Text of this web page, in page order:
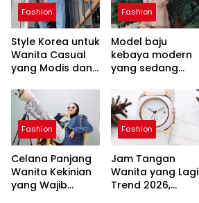
Fashion
Style Korea untuk
Wanita Casual
yang Modis dan
Fashion
Model baju
kebaya modern
yang sedang
Fashion
Celana Panjang
Wanita Kekinian
yang Wajib
Fashion
Jam Tangan
Wanita yang Lagi
Trend 2026,